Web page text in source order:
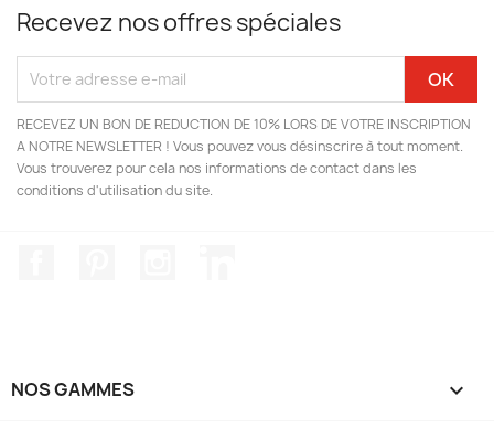
Recevez nos offres spéciales
RECEVEZ UN BON DE REDUCTION DE 10% LORS DE VOTRE INSCRIPTION
A NOTRE NEWSLETTER ! Vous pouvez vous désinscrire à tout moment.
Vous trouverez pour cela nos informations de contact dans les
conditions d'utilisation du site.
NOS GAMMES 